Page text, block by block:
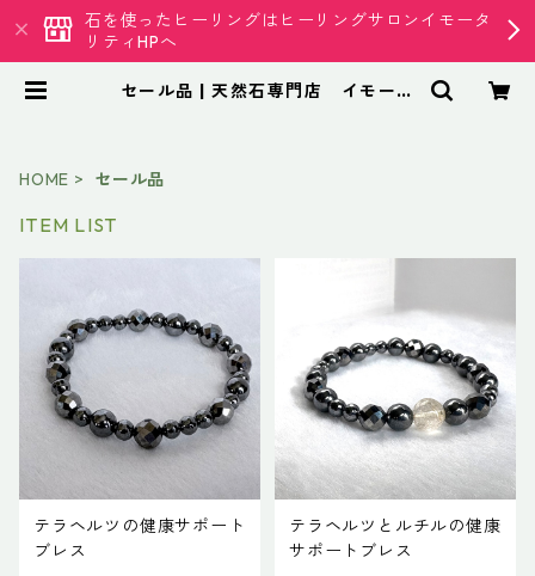
石を使ったヒーリングはヒーリングサロンイモータ
リティHPへ
セール品 | 天然石専門店 イモータ
HOME セール品
ITEM LIST
テラヘルツの健康サポート
ブレス
テラヘルツとルチルの健康
サポートブレス